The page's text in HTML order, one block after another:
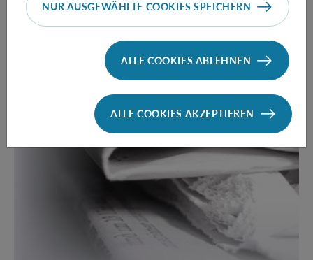
NUR AUSGEWÄHLTE COOKIES SPEICHERN
ALLE COOKIES ABLEHNEN
ALLE COOKIES AKZEPTIEREN